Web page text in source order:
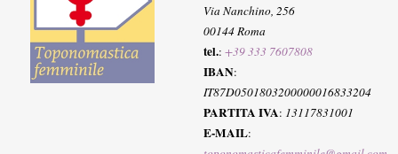
Via Nanchino, 256
00144 Roma
tel.:+39 333 7607808
IBAN:
IT87D0501803200000016833204
PARTITA IVA: 13117831001
E-MAIL: